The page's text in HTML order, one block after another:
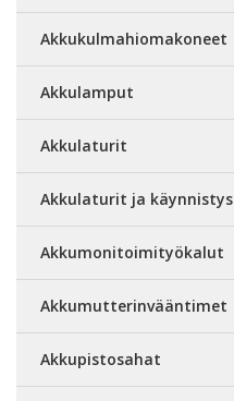
Akkukulmahiomakoneet
Akkulamput
Akkulaturit
Akkulaturit ja käynnistys
Akkumonitoimityökalut
Akkumutterinvääntimet
Akkupistosahat